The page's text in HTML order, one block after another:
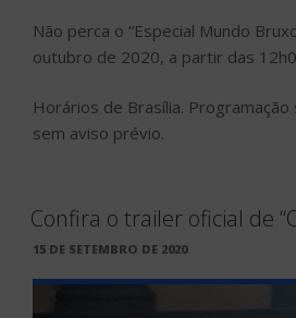
Não perca o “Especial Mundo
outubro de 2020, a partir das
Horários de Brasília.
sem aviso prévio.
Confira o trailer oficial de
PUBLICADO
15 DE SETEMBRO DE 2020